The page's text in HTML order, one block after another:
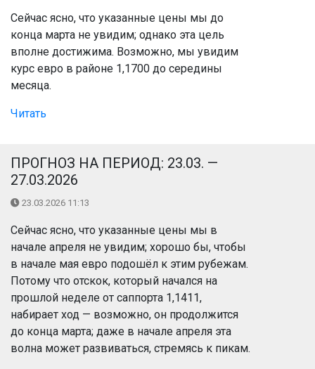
Сейчас ясно, что указанные цены мы до
конца марта не увидим; однако эта цель
вполне достижима. Возможно, мы увидим
курс евро в районе 1,1700 до середины
месяца.
Читать
ПРОГНОЗ НА ПЕРИОД: 23.03. —
27.03.2026
23.03.2026 11:13
Сейчас ясно, что указанные цены мы в
начале апреля не увидим; хорошо бы, чтобы
в начале мая евро подошёл к этим рубежам.
Потому что отскок, который начался на
прошлой неделе от саппорта 1,1411,
набирает ход — возможно, он продолжится
до конца марта; даже в начале апреля эта
волна может развиваться, стремясь к пикам.